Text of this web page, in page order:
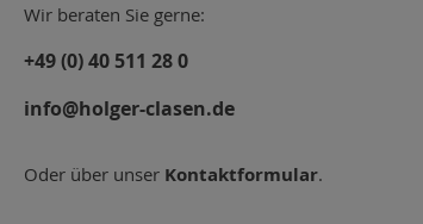
Wir beraten Sie gerne:
+49 (0) 40 511 28 0
info@holger-clasen.de
Oder über unser Kontaktformular.